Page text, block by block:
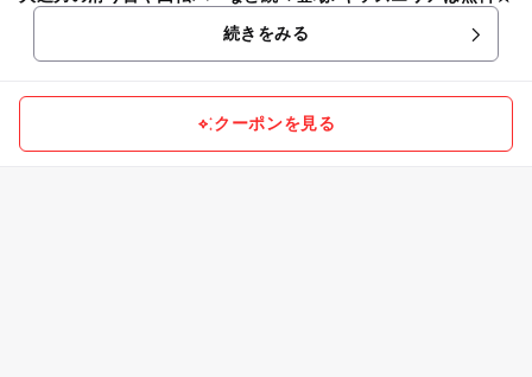
続きをみる
クーポンを見る